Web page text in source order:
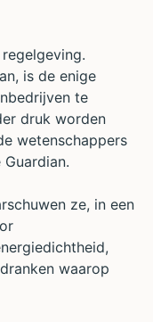
is de enige
te
druk worden
wetenschappers
ze, in een
waarop